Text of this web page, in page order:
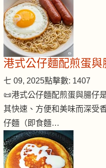
港式公仔麵配煎蛋與
七 09, 2025點擊數: 1407
📜港式公仔麵配煎蛋與腸仔
其快速、方便和美味而深受
仔麵（即食麵…